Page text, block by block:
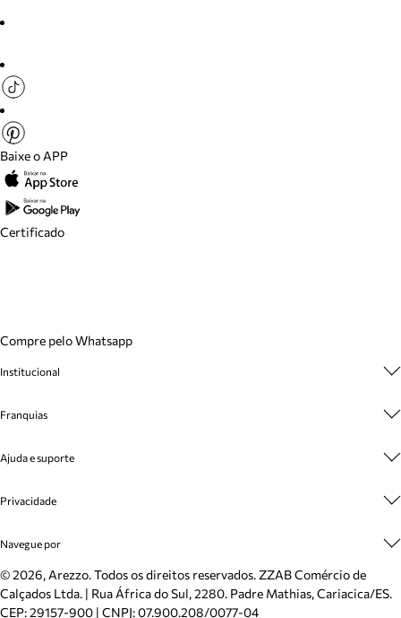
Baixe o APP
Certificado
Compre pelo Whatsapp
Institucional
Cashback
Venda Corporativa
Mapa do Site
Mundo Arezzo
Franquias
Plano de Negócio
Ajuda e suporte
Cadastro
Meus Pedidos
Cartão Presente
Localizador de lojas
Privacidade
Politica e Privacidade
Navegue por
Sapatos
Bolsas
Scarpins
©2026, Arezzo. Todos os direitos reservados.ZZAB Comércio de
Calçados Ltda. | Rua África do Sul, 2280. Padre Mathias, Cariacica/ES.
CEP: 29157-900 | CNPJ: 07.900.208/0077-04